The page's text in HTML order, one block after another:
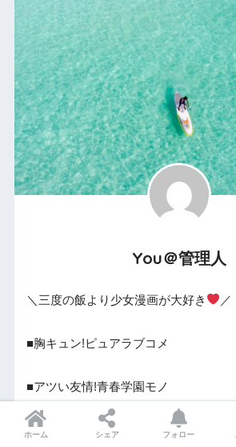
You＠管理人
＼三度の飯より少女漫画が大好き ／
■胸キュン!ピュアラブコメ
■アツい友情!青春学園モノ
■ハラハラ!切ない!オトナの恋愛
ホーム シェア フォロー